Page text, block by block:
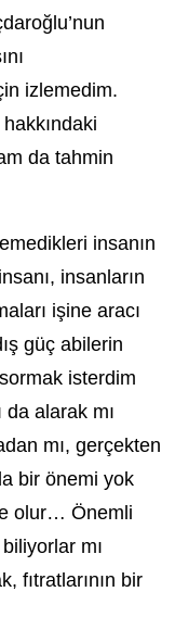
izlemedim.
da tahmin
insanın
insanların
işine aracı
güç abilerin
isterdim
da alarak mı
mı, gerçekten
bir önemi yok
olur… Önemli
mı
fıtratlarının bir